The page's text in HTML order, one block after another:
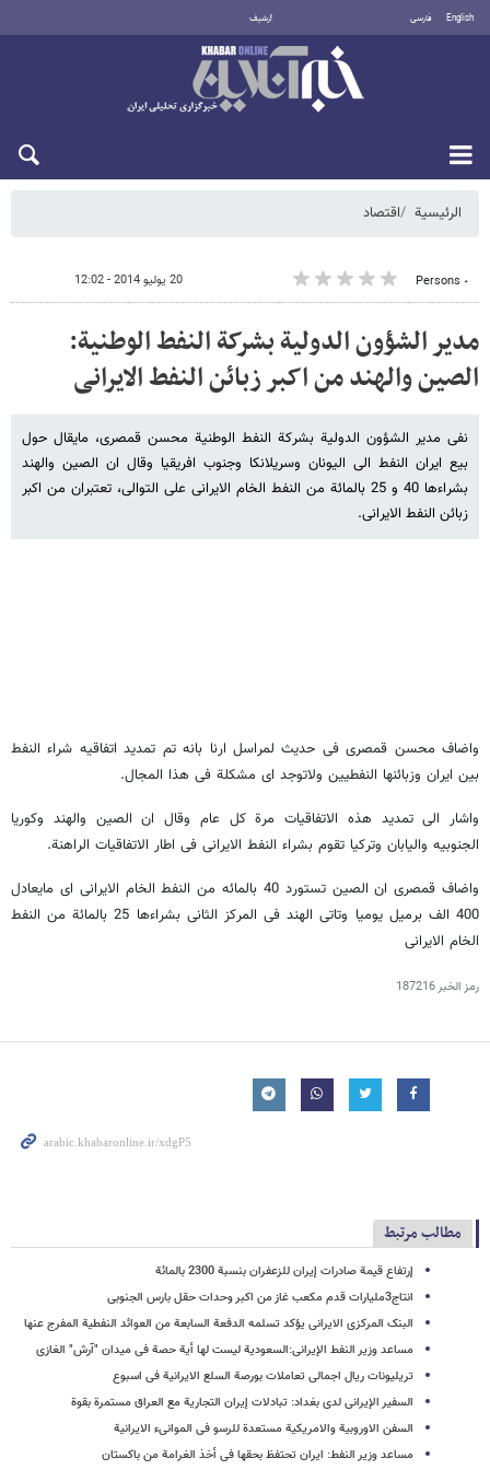
English فارسی أرشيف
الرئيسية اقتصاد
٠ Persons 20 يوليو 2014 - 12:02
مدیر الشؤون الدولیة بشرکة النفط الوطنیة:
الصین والهند من اکبر زبائن النفط الایرانی
نفی مدیر الشؤون الدولیة بشرکة النفط الوطنیة محسن قمصری، مایقال حول
بیع ایران النفط الی الیونان وسریلانکا وجنوب افریقیا وقال ان الصین والهند
بشراءها 40 و 25 بالمائة من النفط الخام الایرانی علی التوالی، تعتبران من اکبر
زبائن النفط الایرانی.
واضاف محسن قمصری فی حدیث لمراسل ارنا بانه تم تمدید اتفاقیه شراء النفط
بین ایران وزبائنها النفطیین ولاتوجد ای مشکلة فی هذا المجال.
واشار الی تمدید هذه الاتفاقیات مرة کل عام وقال ان الصین والهند وکوریا
الجنوبیه والیابان وترکیا تقوم بشراء النفط الایرانی فی اطار الاتفاقیات الراهنة.
واضاف قمصری ان الصین تستورد 40 بالمائه من النفط الخام الایرانی ای مایعادل
400 الف برمیل یومیا وتاتی الهند فی المرکز الثانی بشراءها 25 بالمائة من النفط
الخام الایرانی
رمز الخبر187216
مطالب مرتبط
إرتفاع قیمة صادرات إیران للزعفران بنسبة 2300 بالمائة
انتاج3ملیارات قدم مکعب غاز من اکبر وحدات حقل بارس الجنوبی
البنک المرکزی الایرانی یؤکد تسلمه الدفعة السابعة من العوائد النفطیة المفرج عنها
مساعد وزیر النفط الإیرانی:السعودیة لیست لها أیة حصة فی میدان "آرش" الغازی
تریلیونات ریال اجمالی تعاملات بورصة السلع الایرانیة فی اسبوع
السفیر الإیرانی لدی بغداد: تبادلات إیران التجاریة مع العراق مستمرة بقوة
السفن الاوروبیة والامریکیة مستعدة للرسو فی الموانیء الایرانیة
مساعد وزیر النفط: ایران تحتفظ بحقها فی أخذ الغرامة من باکستان